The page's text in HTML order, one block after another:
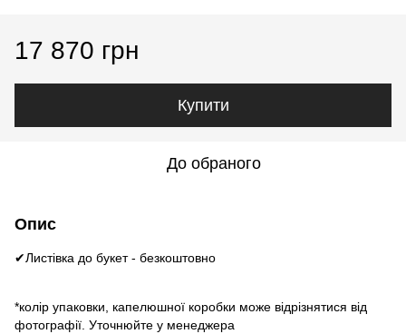
17 870 грн
Купити
До обраного
Опис
✔Листівка до букет - безкоштовно
*колір упаковки, капелюшної коробки може відрізнятися від
фотографії. Уточнюйте у менеджера